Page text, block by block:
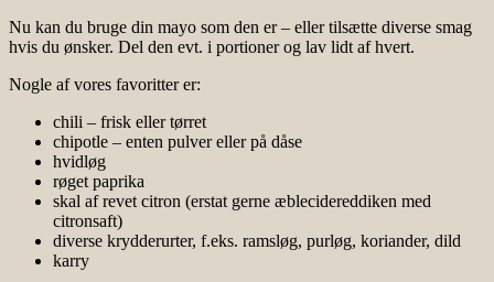
Nu kan du bruge din mayo som den er – eller tilsætte diverse smag
hvis du ønsker. Del den evt. i portioner og lav lidt af hvert.
Nogle af vores favoritter er:
chili – frisk eller tørret
chipotle – enten pulver eller på dåse
hvidløg
røget paprika
skal af revet citron (erstat gerne æblecidereddiken med
citronsaft)
diverse krydderurter, f.eks. ramsløg, purløg, koriander, dild
karry